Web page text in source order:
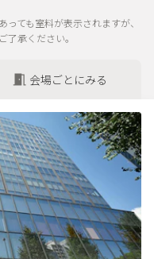
ても室料が表示されますが、
承ください。
会場ごとにみる